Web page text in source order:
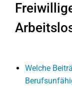
Welche